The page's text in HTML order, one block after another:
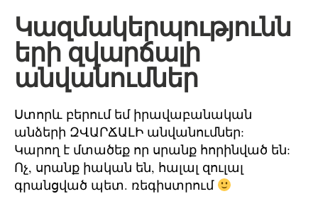
Կազմակերպությունն
երի զվարճալի
անվանումներ
Ստորև բերում եմ իրավաբանական
անձերի ԶՎԱՐՃԱԼԻ անվանումներ:
Կարող է մտածեք որ սրանք հորինված են:
Ոչ, սրանք իական են, հալալ զուլալ
գրանցված պետ. ռեգիստրում